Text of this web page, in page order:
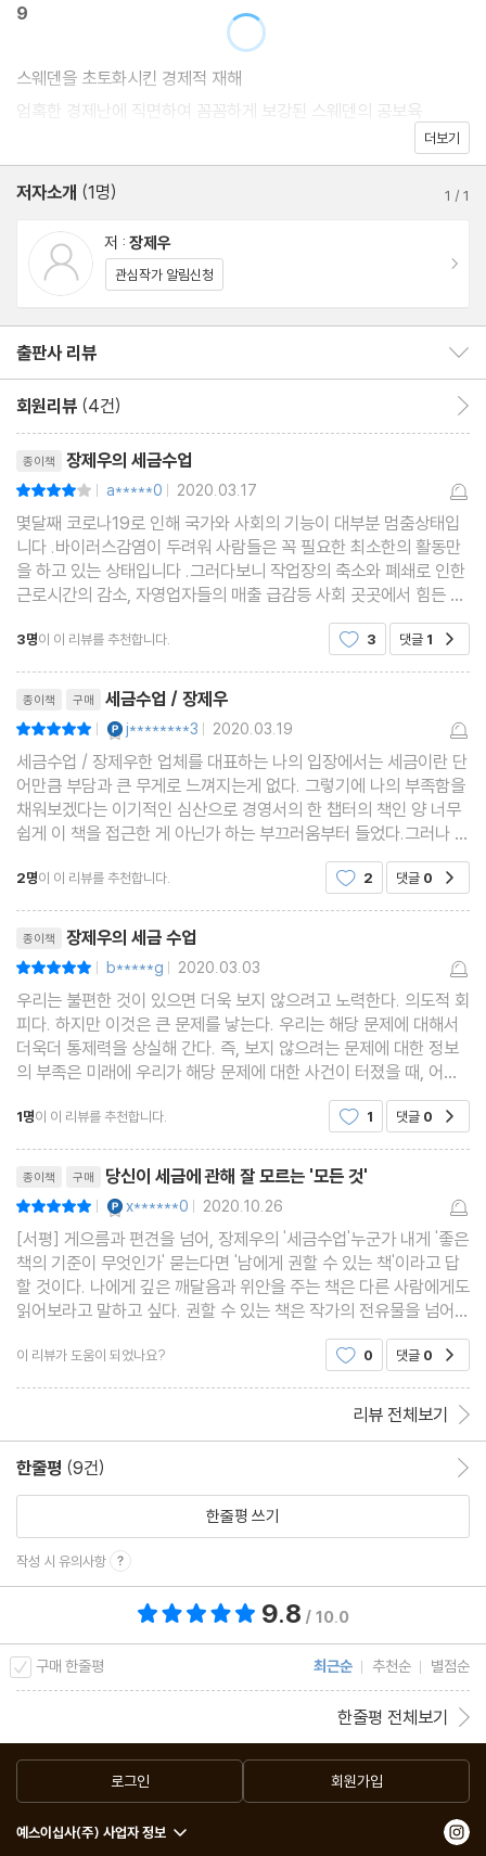
을 ‘덜’ 냈기 때문이라고 수십 개의 통계자료와 국제 문헌을 통해 ‘실
증적으로’ 주장한다. 정파를 떠나서 반복되는, “중산층과 서민들은
세금을 더 낼 여력이 없다”는 중산층·서민 수탈론도 국제적인 소비
지출 분석을 통해서 강력히 비판한다. 직·간접세와 법인세에 대한 해
묵은 논란은 세금에 관하여 전문가와 정치권이 얼마나 무능하고 무
지했는지를 보여주는 상징적인 사례다. 즉, 우리 사회는 세금에 대해
서 철저하게 무능하고 무지했다. 이제 『장제우의 세금수업』을 통해
서 세금을 둘러싼 위선의 정치, 빈곤한 철학을 속속들이 파헤쳐보자.
9
스웨덴을 초토화시킨 경제적 재해
엄혹한 경제난에 직면하여 꼼꼼하게 보강된 스웨덴의 공보육
경제 파국의 와중에 몰락하는 이들이 넘쳐나는 까닭
세금은 비정한 사회를 넘어서는 ‘위대하고도 평범한’ 도구이기에
한국은 세금보다 민영보험의 활용도가 극단적으로 높다
사람보다 사보험을 믿는 사회
사보험 중도 해지로 생돈을 날리느니 세금을 더 내는 게 훨씬 낫다
(2) 교육비 영역
고등교육비에 관한 전면적인 재성찰이 필요하다
한국의 등록금이 비싸다는 착각
유달리 막대한 한국 사교육비의 일부는 세금으로 납부돼야 한다
(3) 전월세 보증금 영역
소액 보증금 월세 제도가 뛰어난 조세·복지 제도와 결합된다면
3. 직접세와 간접세, 그 혼돈과 정리 77
직접세와 간접세의 진실을 말하다
최우수 삶의 질 국가들은 간접세의 세율이 높다
한국 저소득층의 고통, 간접세와는 무관하다
선진국은 한국보다 직접세 비중이 훨씬 높다?
국제기구들의 직접세와 간접세 분류
기획재정부와 국세청이 망쳐놓은 한국의 직·간접세 통계
이명박 정부가 키운 직·간접세의 혼돈과 갈등
오락가락하는 국책기관들의 직·간접세 통계
4. 간접세가 높다는 ‘신화’를 비판하다 105
난장판을 만드는 데 민·관이 따로 없다
제멋대로 통계를 이용하는 행태, 어디까지 용인할 수 있는가
한국의 간접세 비중이 부풀려지는 원리
간접세 비중이 높다는 ‘미신’의 기원
‘문제 많은’ 간접세가 서민을 이롭게 하는 방법
보충과 유의점
법인세 인상파도 인하파도 정신 좀 차립시다
법인세보다 소득세가 늘어야 한다
기업 세금의 지옥 스웨덴, 국민 세금의 지옥 덴마크
법인세 논란이 주목하지 못한 ‘어떤 풍경’
기업 세금과 노동자 임금을 둘러싼 ‘바람직한 반비례 관계’
선악과 진영의 이분법을 넘어서
저급 정치인들은 조세저항을 먹고 자라난다
복지 선진국으로부터 잘못 배운 신뢰의 교훈
‘낙수효과’와 ‘부자증세’는 거울에 비친 듯 닮아 있다
더보기
저자소개 (1명) 1 /1
저 : 장제우
관심작가 알림신청
출판사 리뷰
회원리뷰 (4건)
종이책 장제우의 세금수업
| a*****0 | 2020.03.17
몇달째 코로나19로 인해 국가와 사회의 기능이 대부분 멈춤상태입
니다 .바이러스감염이 두려워 사람들은 꼭 필요한 최소한의 활동만
을 하고 있는 상태입니다 .그러다보니 작업장의 축소와 폐쇄로 인한
근로시간의 감소, 자영업자들의 매출 급감등 사회 곳곳에서 힘든 상
황이 터져나오기 시작했습니다 . 현 상태는 과거 금융위기시절 이상
으로 전국민을 고통스럽게 하고 있습니다 . 이 어
3명이 이 리뷰를 추천합니다. 3 댓글 1
종이책 구매 세금수업 / 장제우
| j********3 | 2020.03.19
세금수업 / 장제우한 업체를 대표하는 나의 입장에서는 세금이란 단
어만큼 부담과 큰 무게로 느껴지는게 없다. 그렇기에 나의 부족함을
채워보겠다는 이기적인 심산으로 경영서의 한 챕터의 책인 양 너무
쉽게 이 책을 접근한 게 아닌가 하는 부끄러움부터 들었다.그러나 제
목과 연계된 느낌처럼 딱딱하거나 어려운 책이 아니었다. 오히려 너
무나 술술 잘 읽혔다. 이는 저자가 이를 위해
2명이 이 리뷰를 추천합니다. 2 댓글 0
종이책 장제우의 세금 수업
| b*****g | 2020.03.03
우리는 불편한 것이 있으면 더욱 보지 않으려고 노력한다. 의도적 회
피다. 하지만 이것은 큰 문제를 낳는다. 우리는 해당 문제에 대해서
더욱더 통제력을 상실해 간다. 즉, 보지 않으려는 문제에 대한 정보
의 부족은 미래에 우리가 해당 문제에 대한 사건이 터졌을 때, 어떻
게 대처해야 하는지에 대한 판단력을 흐리게 하고, 나아가 위기를 맞
게 한다. 세금. 그것은 모든 사람들을 불편
1명이 이 리뷰를 추천합니다. 1 댓글 0
종이책 구매 당신이 세금에 관해 잘 모르는 '모든 것'
| x******0 | 2020.10.26
[서평] 게으름과 편견을 넘어, 장제우의 '세금수업'누군가 내게 '좋은
책의 기준이 무엇인가' 묻는다면 '남에게 권할 수 있는 책'이라고 답
할 것이다. 나에게 깊은 깨달음과 위안을 주는 책은 다른 사람에게도
읽어보라고 말하고 싶다. 권할 수 있는 책은 작가의 전유물을 넘어
독자들 안에서 끊임없이 변주되고 재탄생한다. 통계분석가이자 독
립연구자인 장제우의 ＜세금수업＞은 오래간
이 리뷰가 도움이 되었나요? 0 댓글 0
리뷰 전체보기
한줄평 (9건)
한줄평 쓰기
작성 시 유의사항
9.8 / 10.0
구매 한줄평 최근순 추천순 별점순
한줄평 전체보기
로그인 회원가입
예스이십사(주) 사업자 정보